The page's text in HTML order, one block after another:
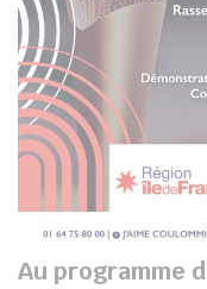
Au programme